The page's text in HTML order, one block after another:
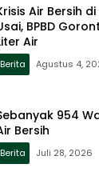
Air Bersih
BPBD
Air
Berita Agustus 4,
954
Bersih
Berita Juli 28, 2026